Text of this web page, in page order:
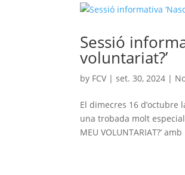
Sessió
voluntariat?’
by FCV |set. 30, 2024 |
El dimecres 16 d’octubre
una trobada molt especial i
MEU VOLUNTARIAT?’